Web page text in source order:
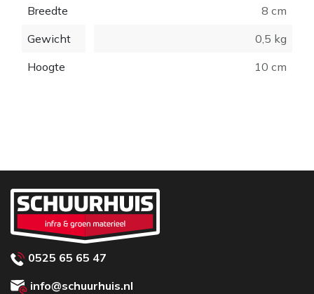
Breedte
8 cm
Gewicht
0,5 kg
Hoogte
10 cm
0525 65 65 47
info@schuurhuis.nl